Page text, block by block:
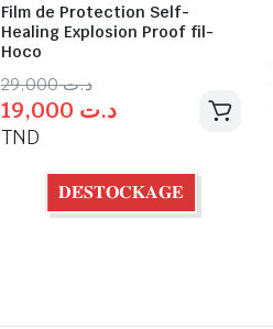
Film de Protection Self-
Healing Explosion Proof fil-
Hoco
د.ت29,000
د.ت
TND
𝐃𝐄́𝐒𝐓𝐎𝐂𝐊𝐀𝐆𝐄